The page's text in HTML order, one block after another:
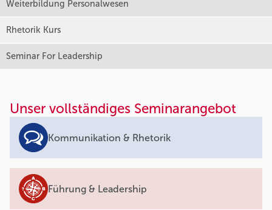
Weiterbildung Personalwesen
Rhetorik Kurs
Seminar For Leadership
Unser vollständiges Seminarangebot
Kommunikation & Rhetorik
Führung & Leadership